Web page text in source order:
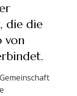
die die
von